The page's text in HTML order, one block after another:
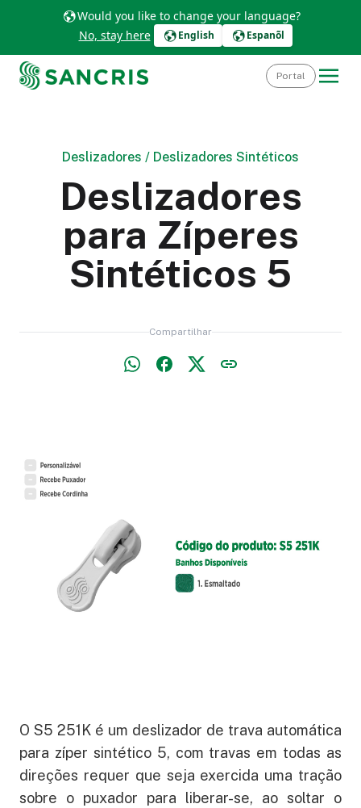
Would you like to change your language?
No, stay here
English Espanõl
Portal
Deslizadores / Deslizadores Sintéticos
Deslizadores
para Zíperes
Sintéticos 5
Compartilhar
O S5 251K é um deslizador de trava automática
para zíper sintético 5, com travas em todas as
direções requer que seja exercida uma tração
sobre o puxador para liberar-se, ao soltar o